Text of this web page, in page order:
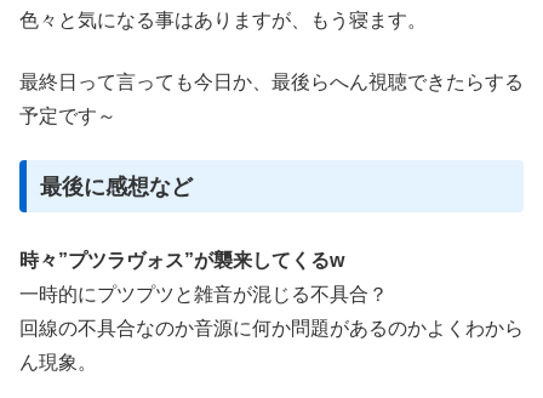
色々と気になる事はありますが、もう寝ます。
最終日って言っても今日か、最後らへん視聴できたらする
予定です～
最後に感想など
時々”プツラヴォス”が襲来してくるw
一時的にプツプツと雑音が混じる不具合？
回線の不具合なのか音源に何か問題があるのかよくわから
ん現象。